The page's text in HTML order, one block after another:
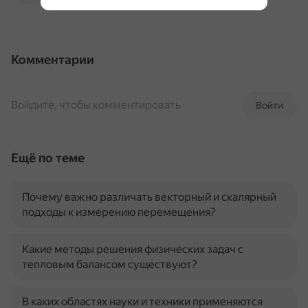
Комментарии
Войти
Войдите, чтобы комментировать
Ещё по теме
Почему важно различать векторный и скалярный
подходы к измерению перемещения?
Какие методы решения физических задач с
тепловым балансом существуют?
В каких областях науки и техники применяются